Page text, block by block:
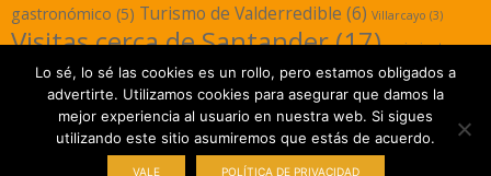
gastronómico (5) Turismo de Valderredible (6) Villarcayo (3)
Visitas cerca de Santander(17) yacimientos
romanos cantabria(3)
Designed using Magazine Hoot. Powered byWordPress
Lo sé, lo sé las cookies es un rollo, pero estamos obligados a
advertirte. Utilizamos cookies para asegurar que damos la
mejor experiencia al usuario en nuestra web. Si sigues
utilizando este sitio asumiremos que estás de acuerdo.
VALE POLÍTICA DE PRIVACIDAD